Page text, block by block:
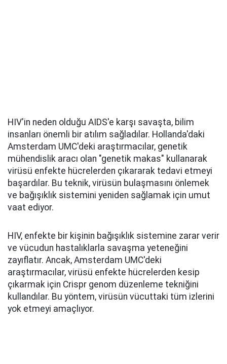
HIV'in neden olduğu AIDS'e karşı savaşta, bilim
insanları önemli bir atılım sağladılar. Hollanda'daki
Amsterdam UMC'deki araştırmacılar, genetik
mühendislik aracı olan "genetik makas" kullanarak
virüsü enfekte hücrelerden çıkararak tedavi etmeyi
başardılar. Bu teknik, virüsün bulaşmasını önlemek
ve bağışıklık sistemini yeniden sağlamak için umut
vaat ediyor.
HIV, enfekte bir kişinin bağışıklık sistemine zarar verir
ve vücudun hastalıklarla savaşma yeteneğini
zayıflatır. Ancak, Amsterdam UMC'deki
araştırmacılar, virüsü enfekte hücrelerden kesip
çıkarmak için Crispr genom düzenleme tekniğini
kullandılar. Bu yöntem, virüsün vücuttaki tüm izlerini
yok etmeyi amaçlıyor.